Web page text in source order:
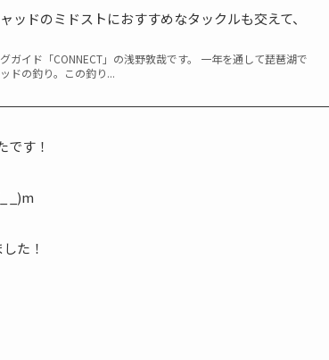
ッドのミドストにおすすめなタックルも交えて、
ガイド「CONNECT」の浅野敦哉です。 一年を通して琵琶湖で
ドの釣り。この釣り...
です！
_)m
た！